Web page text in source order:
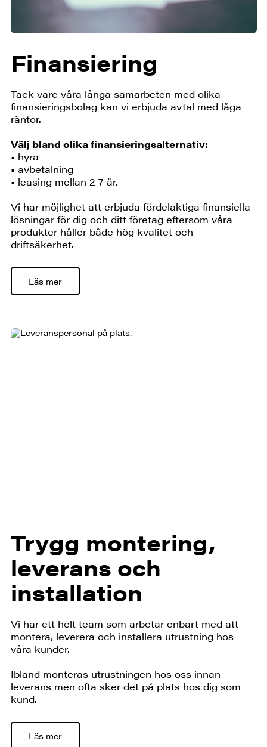
Finansiering
Tack vare våra långa samarbeten med olika
finansieringsbolag kan vi erbjuda avtal med låga
räntor.
Välj bland olika finansieringsalternativ:
• hyra
• avbetalning
• leasing mellan 2-7 år.
Vi har möjlighet att erbjuda fördelaktiga finansiella
lösningar för dig och ditt företag eftersom våra
produkter håller både hög kvalitet och
driftsäkerhet.
Läs mer
Trygg montering,
leverans och
installation
Vi har ett helt team som arbetar enbart med att
montera, leverera och installera utrustning hos
våra kunder.
Ibland monteras utrustningen hos oss innan
leverans men ofta sker det på plats hos dig som
kund.
Läs mer